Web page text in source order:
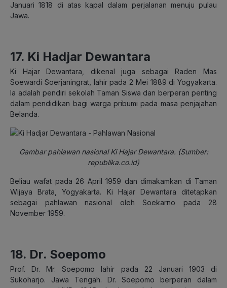
Januari 1818 di atas kapal dalam perjalanan menuju pulau
Jawa.
17. Ki Hadjar Dewantara
Ki Hajar Dewantara, dikenal juga sebagai Raden Mas
Soewardi Soerjaningrat, lahir pada 2 Mei 1889 di Yogyakarta.
Ia adalah pendiri sekolah Taman Siswa dan berperan penting
dalam pendidikan bagi warga pribumi pada masa penjajahan
Belanda.
Gambar pahlawan nasional Ki Hajar Dewantara. (Sumber:
republika.co.id)
Beliau wafat pada 26 April 1959 dan dimakamkan di Taman
Wijaya Brata, Yogyakarta. Ki Hajar Dewantara ditetapkan
sebagai pahlawan nasional oleh Soekarno pada 28
November 1959.
18. Dr. Soepomo
Prof. Dr. Mr. Soepomo lahir pada 22 Januari 1903 di
Sukoharjo. Jawa Tengah. Dr. Soepomo berperan dalam